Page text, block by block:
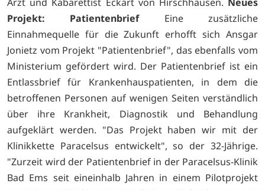
Projekt: PatientenbriefEine zusätzliche
Einnahmequelle für die Zukunft erhofft sich Ansgar
Jonietz vom Projekt "Patientenbrief", das ebenfalls vom
Ministerium gefördert wird. Der Patientenbrief ist ein
Entlassbrief für Krankenhauspatienten, in dem die
betroffenen Personen auf wenigen Seiten verständlich
über ihre Krankheit, Diagnostik und Behandlung
aufgeklärt werden. "Das Projekt haben wir mit der
Klinikkette Paracelsus entwickelt", so der 32-Jährige.
"Zurzeit wird der Patientenbrief in der Paracelsus-Klinik
Bad Ems seit eineinhalb Jahren in einem Pilotprojekt